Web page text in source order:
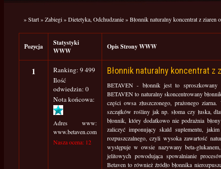
»Start»Zabiegi»Dietetyka, Odchudzanie»Błonnik naturalny koncentrat z ziaren
Pozycja
Statystyki
WWW
Opis Strony WWW
1
Ranking: 9 499
Ilość
odwiedzin: 0
Nota końcowa:
Adres www:
www.betaven.com
Nasza ocena: 12
Błonnik naturalny koncentrat z
BETAVEN - błonnik jest to sproszkowany
BETAVEN to naturalny skoncentrowany
części owsa złuszczonego, prażonego
szczątków rośliny jak np. słoma czy łuska,
błonnik, który dodatkowo nie podrażnia
zaliczyć imponujący skald suplementu,
rozpuszczalnego, czyli wysoka zawartość
występuje w owsie nazywany beta-
jelitowych powodująca spowalnianie
Betaven to również źródło błonnika